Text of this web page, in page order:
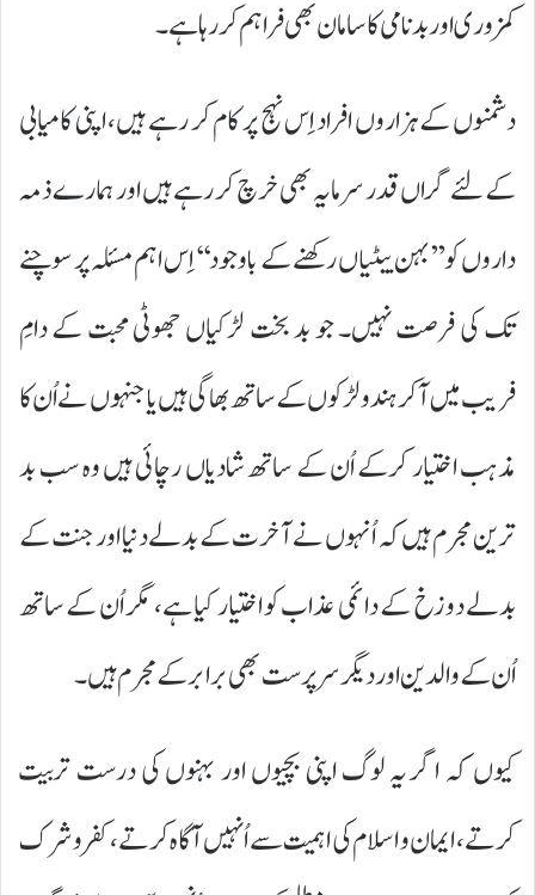
کمزوری اور بدنامی کا سامان بھی فراہم کر رہا ہے۔
دشمنوں کے ہزاروں افراد اِس نہج پر کام کر رہے ہیں، اپنی کامیابی
کے لئے گراں قدر سرمایہ بھی خرچ کر رہے ہیں اور ہمارے ذمہ
داروں کو ’’بہن بیٹیاں رکھنے کے باوجود‘‘ اِس اہم مسئلہ پر سوچنے
تک کی فرصت نہیں۔ جو بد بخت لڑکیاں جھوٹی محبت کے دامِ
فریب میں آکر ہندو لڑکوں کے ساتھ بھاگی ہیں یا جنہوں نے اُن کا
مذہب اختیار کرکے اُن کے ساتھ شادیاں رچائی ہیں وہ سب بد
ترین مجرم ہیں کہ اُنہوں نے آخرت کے بدلے دنیا اور جنت کے
بدلے دوزخ کے دائمی عذاب کو اختیار کیا ہے، مگر اُن کے ساتھ
اُن کے والدین اور دیگر سر پرست بھی برابر کے مجرم ہیں۔
کیوں کہ اگر یہ لوگ اپنی بچیوں اور بہنوں کی درست تربیت
کرتے، ایمان و اسلام کی اہمیت سے اُنہیں آگاہ کرتے، کفر و شرک